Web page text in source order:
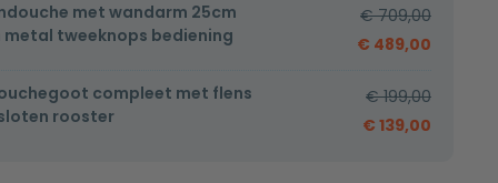
met wandarm 25cm
metal tweeknops bediening
€709,00
€ 489,00
compleet met flens
rooster
€199,00
€ 139,00